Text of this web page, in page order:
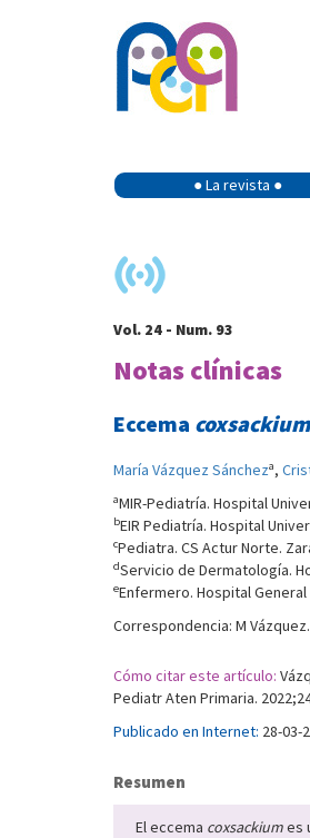
● La revista ●
Vol. 24 - Num. 93
Notas clínicas
Eccema coxsackium
María Vázquez Sáncheza,
aMIR-Pediatría. Hospital
bEIR Pediatría. Hospital
cPediatra. CS Actur Norte.
dServicio de Dermatología.
eEnfermero. Hospital
Correspondencia: M
Cómo citar este artículo:
Pediatr Aten Primaria.
Publicado en Internet: 28-03-
Resumen
El eccema coxsackiumes